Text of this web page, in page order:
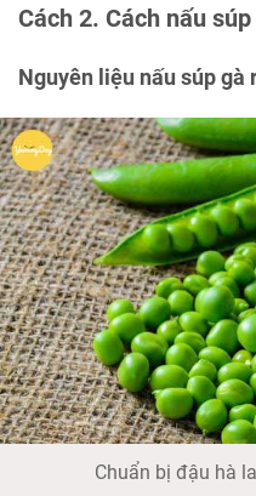
Cách 2. Cách nấu
Nguyên liệu nấu súp gà
Chuẩn bị đậu hà